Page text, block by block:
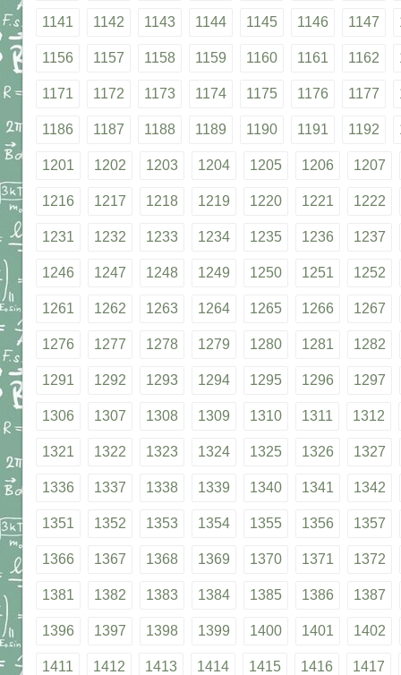
1141 1142 1143 1144 1145 1146 1147
1156 1157 1158 1159 1160 1161 1162
1171 1172 1173 1174 1175 1176 1177
1186 1187 1188 1189 1190 1191 1192
1201 1202 1203 1204 1205 1206 1207
1216 1217 1218 1219 1220 1221 1222
1231 1232 1233 1234 1235 1236 1237
1246 1247 1248 1249 1250 1251 1252
1261 1262 1263 1264 1265 1266 1267
1276 1277 1278 1279 1280 1281 1282
1291 1292 1293 1294 1295 1296 1297
1306 1307 1308 1309 1310 1311 1312
1321 1322 1323 1324 1325 1326 1327
1336 1337 1338 1339 1340 1341 1342
1351 1352 1353 1354 1355 1356 1357
1366 1367 1368 1369 1370 1371 1372
1381 1382 1383 1384 1385 1386 1387
1396 1397 1398 1399 1400 1401 1402
1411 1412 1413 1414 1415 1416 1417